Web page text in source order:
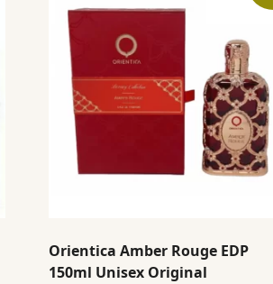
Orientica Amber Rouge EDP
150ml Unisex Original